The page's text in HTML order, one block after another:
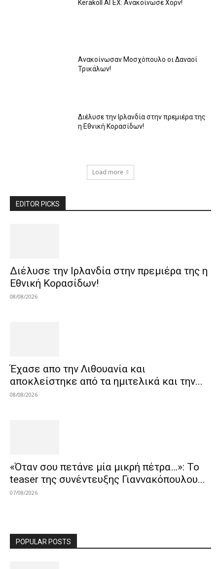
Kerakoll ΑΓΕΧ: Ανακοίνωσε Χορν!
Ανακοίνωσαν Μοσχόπουλο οι Δαναοί
Τρικάλων!
Διέλυσε την Ιρλανδία στην πρεμιέρα της
η Εθνική Κορασίδων!
Load more
EDITOR PICKS
Διέλυσε την Ιρλανδία στην πρεμιέρα της η
Εθνική Κορασίδων!
08/08/2026
Έχασε απο την Λιθουανία και
αποκλείστηκε από τα ημιτελικά και την...
08/08/2026
«Όταν σου πετάνε μία μικρή πέτρα…»: Το
teaser της συνέντευξης Γιαννακόπουλου...
07/08/2026
POPULAR POSTS